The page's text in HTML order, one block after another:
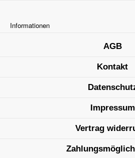
Informationen
AGB
Kontakt
Impressum
Vertrag